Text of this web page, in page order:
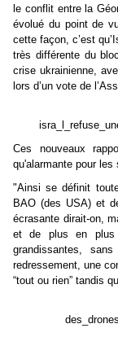
le conflit entre la
évolué du point de
cette façon, c’est
très différente du
crise ukrainienne,
lors d’un vote de
Ces nouveaux
qu'alarmante pour les
"Ainsi se définit
BAO (des USA) et
écrasante dirait-on,
et de plus en plus
grandissantes,
redressement, une
“tout ou rien” tandis